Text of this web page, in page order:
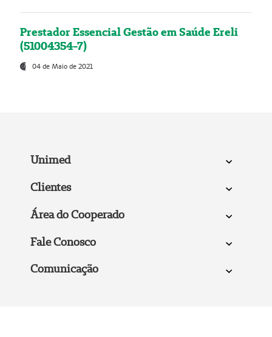
Prestador Essencial Gestão em Saúde Ereli
(51004354-7)
04 de Maio de 2021
Unimed
Clientes
Área do Cooperado
Fale Conosco
Comunicação